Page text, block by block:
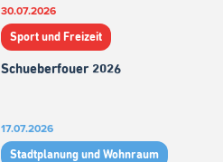
30.07.2026
Sport und Freizeit
Schueberfouer 2026
17.07.2026
Stadtplanung und Wohnraum